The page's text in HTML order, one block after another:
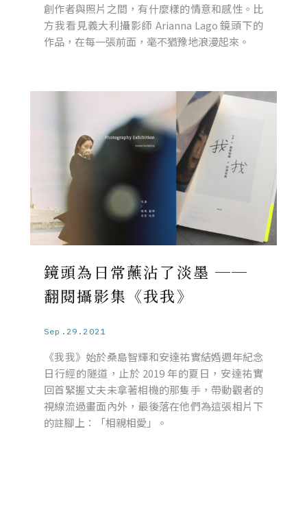
創作者與照片之間，有什麼樣的情意和感性。比
方我看見義大利攝影師 Arianna Lago 鏡頭下的
作品，在每一張前面，毫不猶豫地浪漫起來。
鏡頭為日常蘸沾了淡墨 ──
翻閱攝影集《我我》
Sep.29.2021
《我我》始於桑島智輝和安達祐實結婚週年紀念
日行經的隧道，止於 2019 年的夏日，安達祐實
回首緊握丈夫未拿著相機的那隻手，帶動觀者的
視線流過畫面內外，最後落在他們為這張相片下
的註腳上：「相親相愛」。